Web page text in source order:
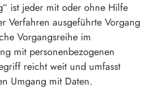
ist jeder mit oder ohne Hilfe
Verfahren ausgeführte Vorgang
Vorgangsreihe im
mit personenbezogenen
reicht weit und umfasst
Umgang mit Daten.